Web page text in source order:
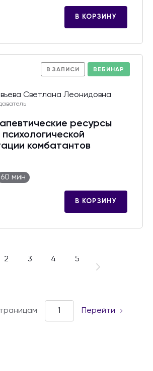
В КОРЗИНУ
В ЗАПИСИ ВЕБИНАР
Светлана Леонидовна
ресурсы
комбатантов
60 мин
В КОРЗИНУ
2 3 4 5
Перейти